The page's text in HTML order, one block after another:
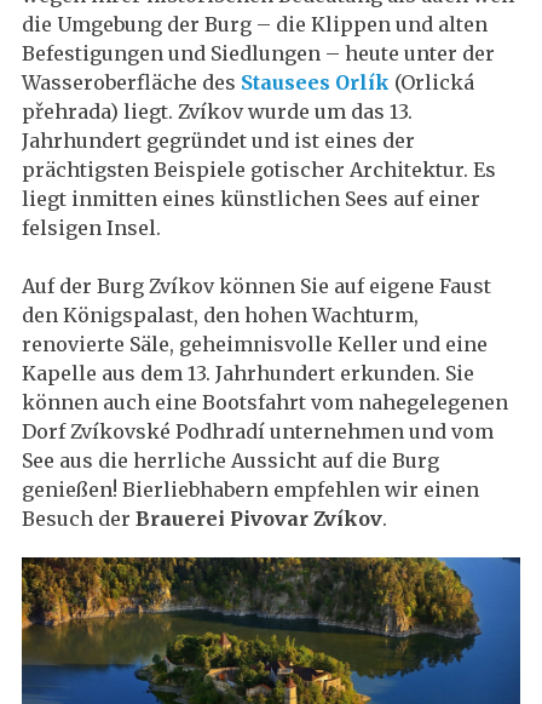
die Umgebung der Burg – die Klippen und alten
Befestigungen und Siedlungen – heute unter der
Wasseroberfläche des Stausees Orlík (Orlická
přehrada) liegt. Zvíkov wurde um das 13.
Jahrhundert gegründet und ist eines der
prächtigsten Beispiele gotischer Architektur. Es
liegt inmitten eines künstlichen Sees auf einer
felsigen Insel.
Auf der Burg Zvíkov können Sie auf eigene Faust
den Königspalast, den hohen Wachturm,
renovierte Säle, geheimnisvolle Keller und eine
Kapelle aus dem 13. Jahrhundert erkunden. Sie
können auch eine Bootsfahrt vom nahegelegenen
Dorf Zvíkovské Podhradí unternehmen und vom
See aus die herrliche Aussicht auf die Burg
genießen! Bierliebhabern empfehlen wir einen
Besuch der Brauerei Pivovar Zvíkov.